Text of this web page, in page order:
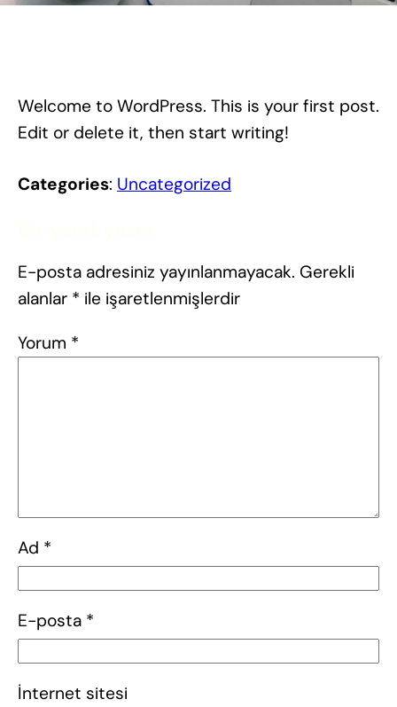
Welcome to WordPress. This is your first post.
Edit or delete it, then start writing!
Categories: Uncategorized
E-posta adresiniz yayınlanmayacak. Gerekli
alanlar * ile işaretlenmişlerdir
Yorum *
Ad *
E-posta *
İnternet sitesi